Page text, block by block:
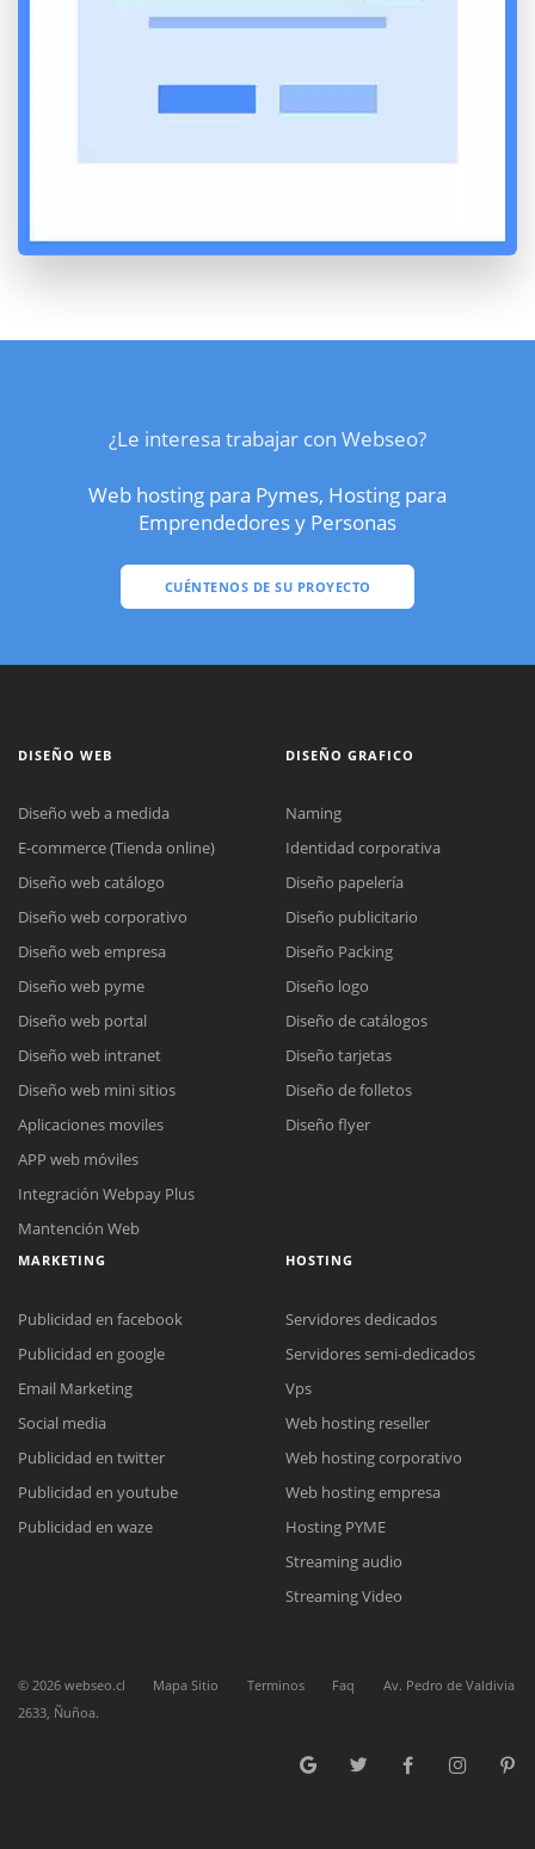
¿Le interesa trabajar con Webseo?
Web hosting para Pymes, Hosting para
Emprendedores y Personas
CUÉNTENOS DE SU PROYECTO
Reunión online
Nuestros ejecutivos le enviarán un correo electrónico con el enlace a
Cotización
Complete el formulario y nos contactaremos a la brevedad.
Chat Online
Todos nuestros ejecutivos están fuera de línea. Complete el formulario
para enviarnos un correo electrónico con sus datos personales.
DISEÑO WEB
Diseño web a medida
E-commerce (Tienda online)
Diseño web catálogo
Diseño web corporativo
Diseño web empresa
Diseño web pyme
Diseño web portal
Diseño web intranet
Diseño web mini sitios
Aplicaciones moviles
APP web móviles
Integración Webpay Plus
Mantención Web
DISEÑO GRAFICO
Naming
Identidad corporativa
Diseño papelería
Diseño publicitario
Diseño Packing
Diseño logo
Diseño de catálogos
Diseño tarjetas
Diseño de folletos
Diseño flyer
MARKETING
Publicidad en facebook
Publicidad en google
Email Marketing
Social media
Publicidad en twitter
Publicidad en youtube
Publicidad en waze
HOSTING
Servidores dedicados
Servidores semi-dedicados
Vps
Web hosting reseller
Web hosting corporativo
Web hosting empresa
Hosting PYME
Streaming audio
Streaming Video
© 2026 webseo.cl Mapa Sitio Terminos Faq
Av. Pedro de Valdivia
2633, Ñuñoa.